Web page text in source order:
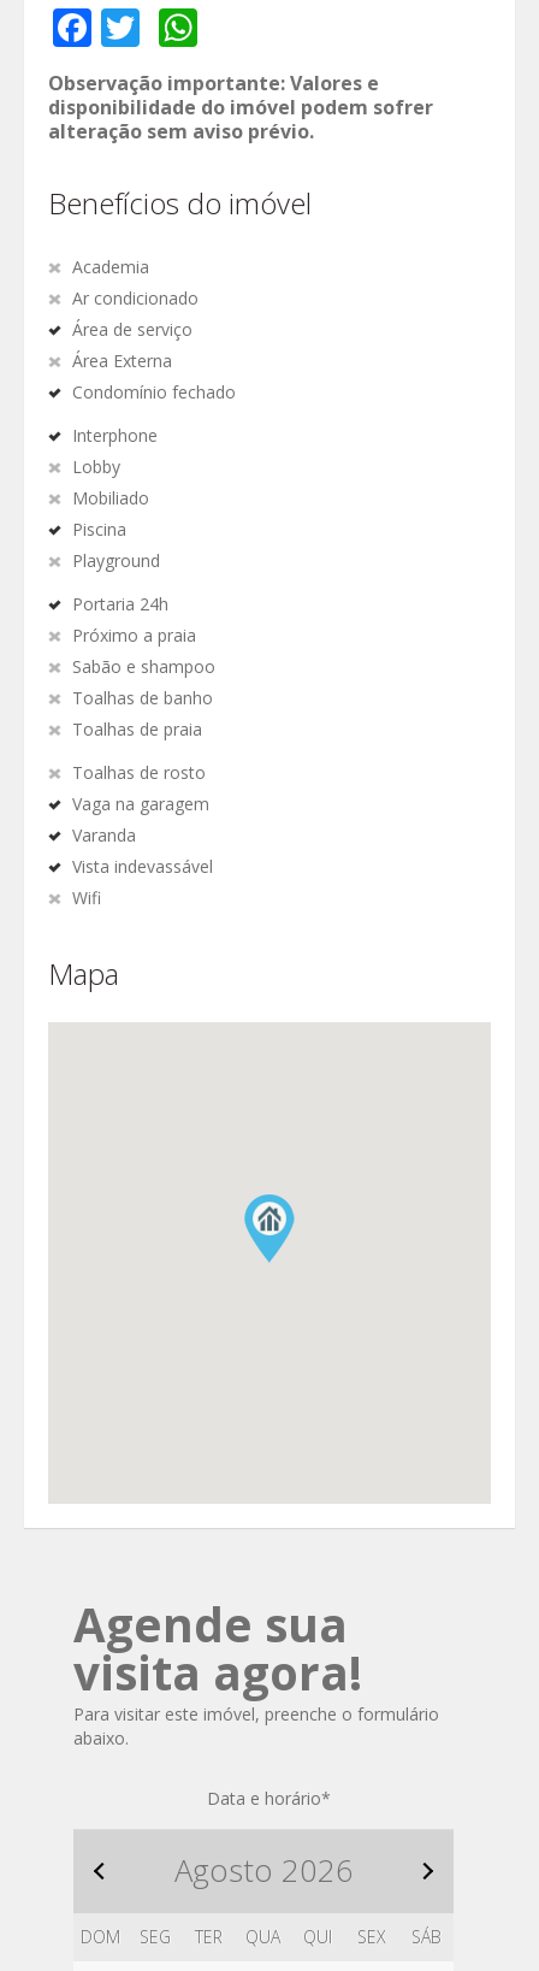
Facebook
Twitter
Observação importante: Valores e
disponibilidade do imóvel podem sofrer
alteração sem aviso prévio.
Benefícios do imóvel
Academia
Ar condicionado
Área de serviço
Área Externa
Condomínio fechado
Interphone
Lobby
Mobiliado
Piscina
Playground
Portaria 24h
Próximo a praia
Sabão e shampoo
Toalhas de banho
Toalhas de praia
Toalhas de rosto
Vaga na garagem
Varanda
Vista indevassável
Wifi
Mapa
Agende sua
visita agora!
Para visitar este imóvel, preenche o formulário
abaixo.
Data e horário*
Agosto 2026
DOM SEG TER QUA QUI SEX SÁB